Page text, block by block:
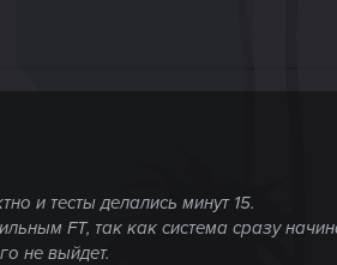
и тесты делались минут 15.
FT, так как система сразу
не выйдет.